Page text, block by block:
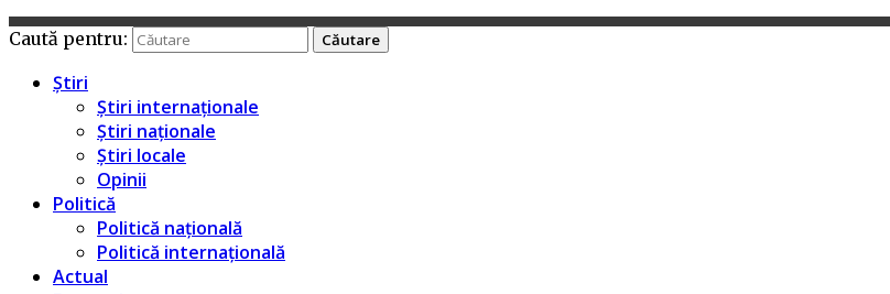
Caută pentru:
Știri
Știri internaționale
Știri naționale
Știri locale
Opinii
Politică
Politică națională
Politică internațională
Actual